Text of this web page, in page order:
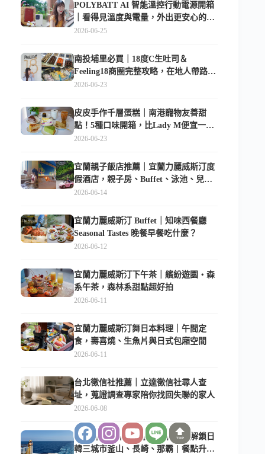
POLYBATT AI 智能溫控行動電源開箱
｜看得見溫度與電量，外出更安心的
10000mAh 行動電源
2026-06-25
南投埔里必買｜18度C生吐司＆
Feeling18商圈完整攻略，在地人帶路這
樣逛
2026-06-23
皮皮手作千層蛋糕｜南港寵物友善甜
點！5種口味開箱，比Lady M便宜一半
的台北隱藏版
2026-06-23
宜蘭親子飯店推薦｜宜蘭力麗威斯汀度
假酒店，親子房、Buffet、泳池、兒童
俱樂部超適合放電
2026-06-14
宜蘭力麗威斯汀 Buffet｜知味西餐廳
Seasonal Tastes 晚餐早餐吃什麼？
2026-06-12
宜蘭力麗威斯汀下午茶｜繽紛遊園・森
系午茶，森林系甜點超好拍
2026-06-11
宜蘭力麗威斯汀舞日本料理｜午間定
食，壽喜燒、生魚片與日式包廂空間
2026-06-11
台北徵信社推薦｜立達徵信社尋人查
址，蒐證調查專家陪你找回失聯的家人
2026-06-08
【麗星郵輪探索星號2026】一次解鎖日
韓三城市釜山、長崎、那霸｜餐點升
TOP